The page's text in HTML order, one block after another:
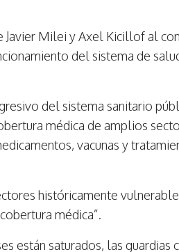
Milei y Axel Kicillof al
del sistema de
del sistema sanitario
médica de amplios
vacunas y
históricamente
médica”.
están saturados, las guardias